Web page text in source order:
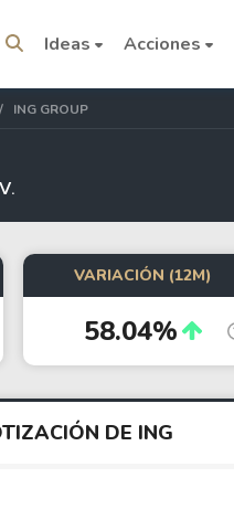
Ideas Acciones
ETFs
VOO
IVV
SPY
VTI
ING GROUP
VARIACIÓN (12M)
58.04%
DE ING